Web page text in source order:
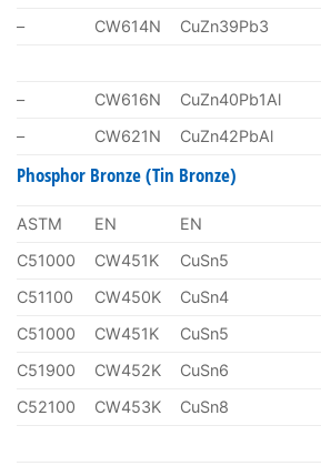
– CW614N CuZn39Pb3
– CW616N CuZn40Pb1Al
–
CW621N CuZn42PbAl
Phosphor Bronze (Tin Bronze)
ASTM EN EN
C51000
CW451K CuSn5
C51100
CW450K CuSn4
C51000
CW451K CuSn5
C51900
CW452K CuSn6
C52100
CW453K CuSn8